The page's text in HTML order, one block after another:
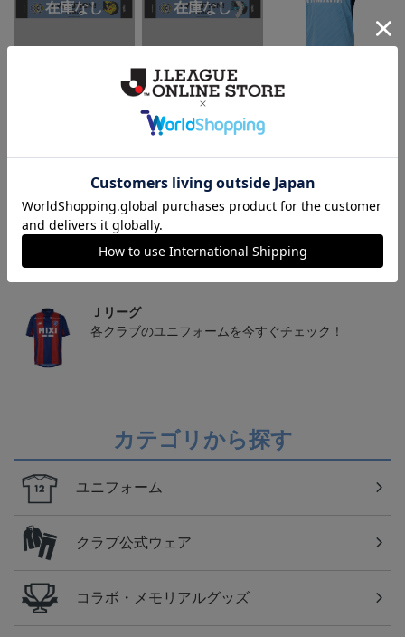
ジュビロ磐田 ピカチュ
ジュビロ磐田 チルタリ
ス タオルマフラー
【S～4XL】2026/27ユニ
フォーム オーセンティッ
トピックス
Ｊリーグ
多種多様なアパレルアイテムはこちら！！
Ｊリーグ
各クラブのユニフォームを今すぐチェック！
カテゴリから探す
ユニフォーム
クラブ公式ウェア
コラボ・メモリアルグッズ